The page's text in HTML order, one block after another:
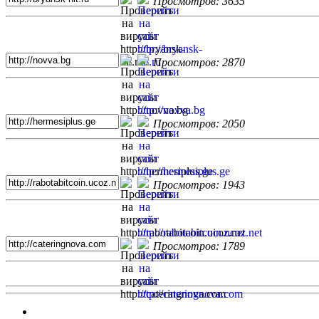
Просмотров: 2870
Просмотров: 2050
Просмотров: 1943
Просмотров: 1789